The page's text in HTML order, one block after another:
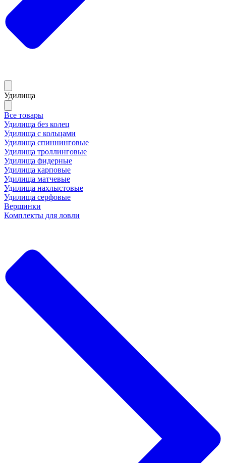
Удилища
Все товары
Удилища без колец
Удилища с кольцами
Удилища спиннинговые
Удилища троллинговые
Удилища фидерные
Удилища карповые
Удилища матчевые
Удилища нахлыстовые
Удилища серфовые
Вершинки
Комплекты для ловли